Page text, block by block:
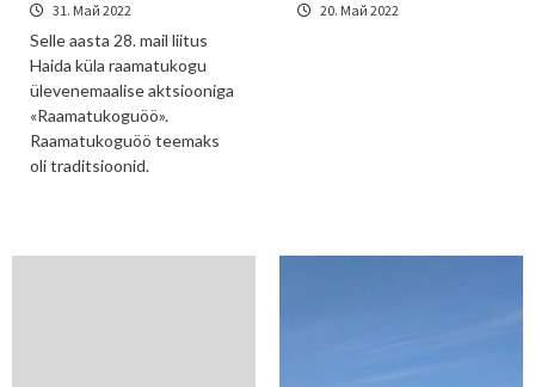
31. Май 2022
Selle aasta 28. mail liitus
Haida küla raamatukogu
ülevenemaalise aktsiooniga
«Raamatukoguöö».
Raamatukoguöö teemaks
oli traditsioonid.
20. Май 2022